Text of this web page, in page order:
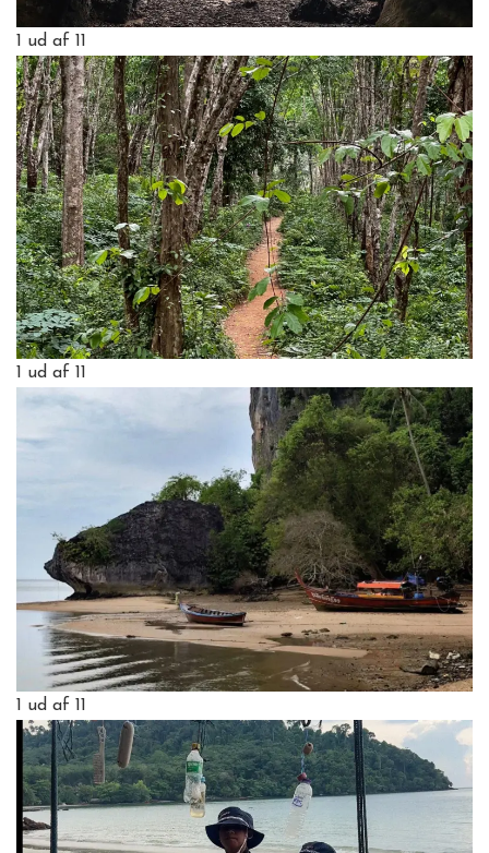
1 ud af 11
1 ud af 11
1 ud af 11